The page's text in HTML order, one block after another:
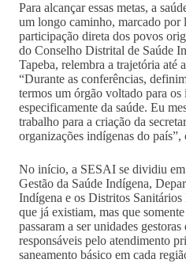
Para alcançar essas metas, a
um longo caminho, marcado por
participação direta dos povos
do Conselho Distrital de Saúde
Tapeba, relembra a trajetória até
“Durante as conferências,
termos um órgão voltado para os
especificamente da saúde. Eu
trabalho para a criação da
organizações indígenas do país”,
No início, a SESAI se dividiu em
Gestão da Saúde Indígena,
Indígena e os Distritos
que já existiam, mas que
passaram a ser unidades gestoras
responsáveis pelo atendimento
saneamento básico em cada